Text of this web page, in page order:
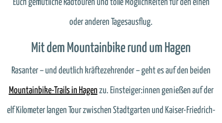
Euch gemütliche Radtouren und tolle Möglichkeiten für den einen
oder anderen Tagesausflug.
Mit dem Mountainbike rund um Hagen
Rasanter – und deutlich kräftezehrender – geht es auf den beiden
Mountainbike-Trails in Hagen zu. Einsteiger:innen genießen auf der
elf Kilometer langen Tour zwischen Stadtgarten und Kaiser-Friedrich-